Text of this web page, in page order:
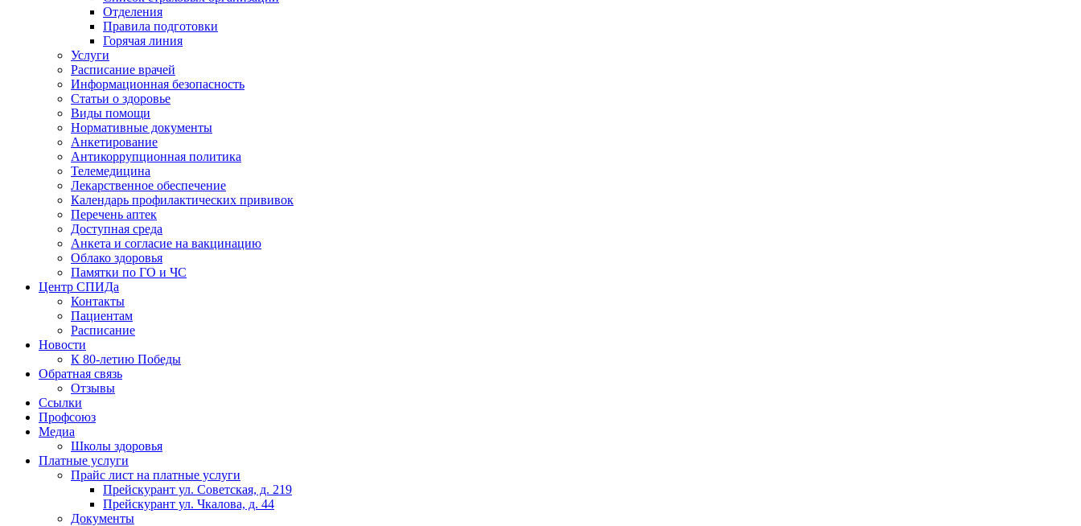
Отделения
Правила подготовки
Горячая линия
Услуги
Расписание врачей
Информационная безопасность
Статьи о здоровье
Виды помощи
Нормативные документы
Анкетирование
Антикоррупционная политика
Телемедицина
Лекарственное обеспечение
Календарь профилактических прививок
Перечень аптек
Доступная среда
Анкета и согласие на вакцинацию
Облако здоровья
Памятки по ГО и ЧС
Центр СПИДа
Контакты
Пациентам
Расписание
Новости
К 80-летию Победы
Обратная связь
Отзывы
Ссылки
Профсоюз
Медиа
Школы здоровья
Платные услуги
Прайс лист на платные услуги
Прейскурант ул. Советская, д. 219
Прейскурант ул. Чкалова, д. 44
Документы